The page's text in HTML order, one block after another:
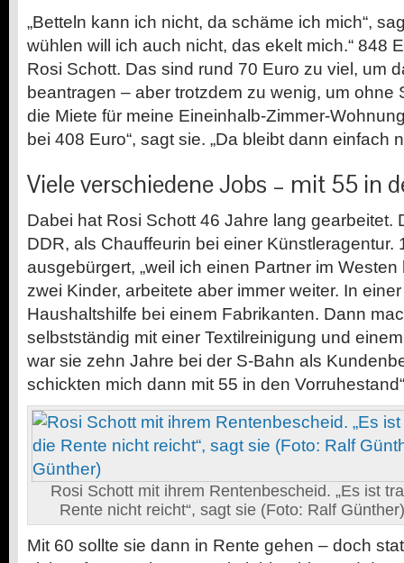
„Betteln kann ich nicht, da schäme ich mich“,
wühlen will ich auch nicht, das ekelt mich.“ 848
Rosi Schott. Das sind rund 70 Euro zu viel, um
beantragen – aber trotzdem zu wenig, um ohne
die Miete für meine Eineinhalb-Zimmer-
bei 408 Euro“, sagt sie. „Da bleibt dann einfach
Viele verschiedene Jobs – mit 55 in
Dabei hat Rosi Schott 46 Jahre lang gearbeitet.
DDR, als Chauffeurin bei einer Künstleragentur.
ausgebürgert, „weil ich einen Partner im Westen
zwei Kinder, arbeitete aber immer weiter. In
Haushaltshilfe bei einem Fabrikanten. Dann
selbstständig mit einer Textilreinigung und
war sie zehn Jahre bei der S-Bahn als
schickten mich dann mit 55 in den
Rosi Schott mit ihrem Rentenbescheid. „Es ist
Rente nicht reicht“, sagt sie (Foto: Ralf
Mit 60 sollte sie dann in Rente gehen – doch